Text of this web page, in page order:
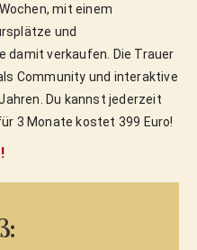
mit einem
und
damit verkaufen. Die Trauer
Community und interaktive
Du kannst jederzeit
3 Monate kostet 399 Euro!